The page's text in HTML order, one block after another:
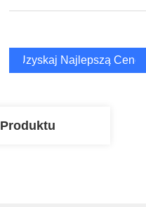
Uzyskaj Najlepszą Cenę